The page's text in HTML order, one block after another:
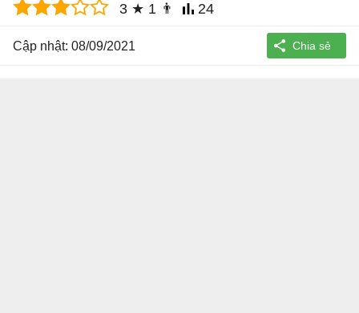
3 ★ 1 👨 24
Cập nhật: 08/09/2021